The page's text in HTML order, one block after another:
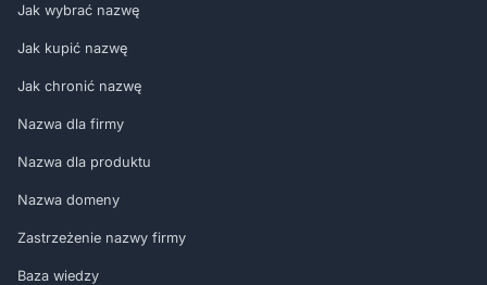
Jak wybrać nazwę
Jak kupić nazwę
Jak chronić nazwę
Nazwa dla firmy
Nazwa dla produktu
Nazwa domeny
Zastrzeżenie nazwy firmy
Baza wiedzy